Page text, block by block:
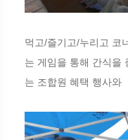
먹고/즐기고/누리고 코
는 게임을 통해 간식을
는 조합원 혜택 행사와